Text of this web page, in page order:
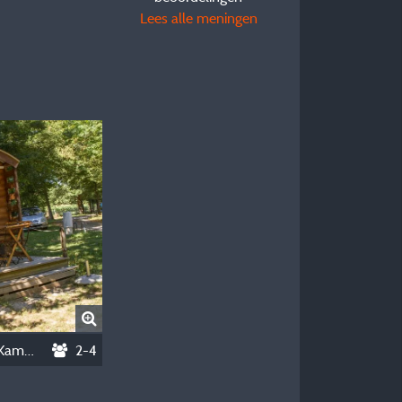
Lees alle meningen
Woonwagen Standard 20M² (1 Kamer) Zonder Eigen Sanitair 2-4